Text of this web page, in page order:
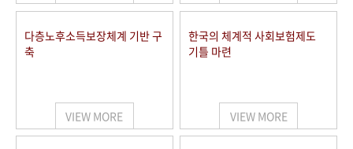
VR 역사관
다층노후소득보장체계 기반 구
축
VIEW MORE
한국의 체계적 사회보험제도
기틀 마련
VIEW MORE